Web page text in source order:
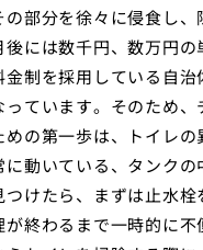
部分を徐々に侵食し、
には数千円、数万円
制を採用している自
ています。そのため
の第一歩は、トイレ
動いている、タンク
けたら、まずは止水
終わるまで一時的に